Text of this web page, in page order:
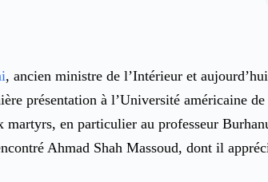
, ancien ministre de l’Intérieur et
présentation à l’Université américaine
martyrs, en particulier au professeur
Ahmad Shah Massoud, dont il